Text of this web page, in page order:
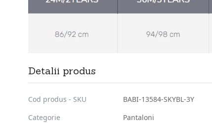
Detalii produs
Cod produs - SKU
BABI-13584-SKYBL-3Y
Categorie
Pantaloni